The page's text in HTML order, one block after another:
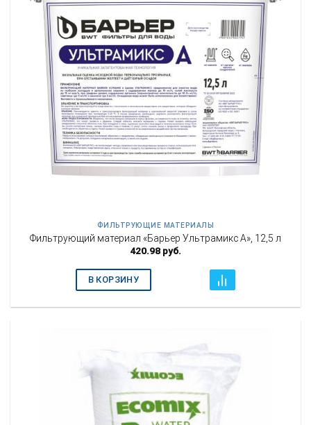
ФИЛЬТРУЮЩИЕ МАТЕРИАЛЫ
Фильтрующий материал «Барьер Ультрамикс A», 12,5 л
420.98руб.
В КОРЗИНУ